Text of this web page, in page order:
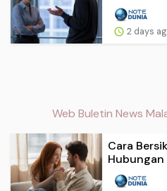
2 days
Web Buletin News
Cara
Hubungan